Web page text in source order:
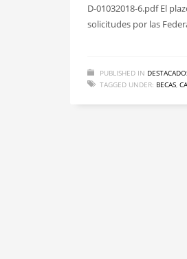
D-01032018-6.pdf El
solicitudes por las
PUBLISHED IN
TAGGED UNDER: BECAS,